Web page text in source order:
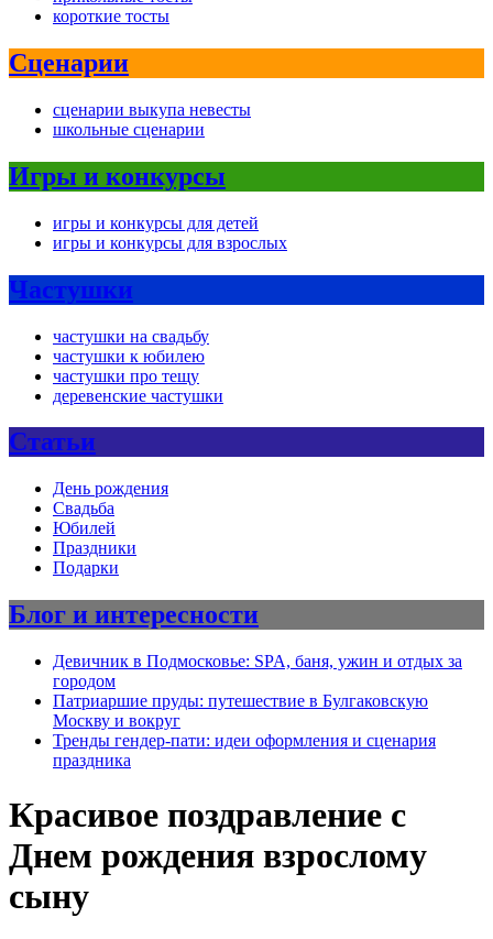
короткие тосты
Сценарии
сценарии выкупа невесты
школьные сценарии
Игры и конкурсы
игры и конкурсы для детей
игры и конкурсы для взрослых
Частушки
частушки на свадьбу
частушки к юбилею
частушки про тещу
деревенские частушки
Статьи
День рождения
Свадьба
Юбилей
Праздники
Подарки
Блог и интересности
Девичник в Подмосковье: SPA, баня, ужин и отдых за
городом
Патриаршие пруды: путешествие в Булгаковскую
Москву и вокруг
Тренды гендер-пати: идеи оформления и сценария
праздника
Красивое поздравление с
Днем рождения взрослому
сыну